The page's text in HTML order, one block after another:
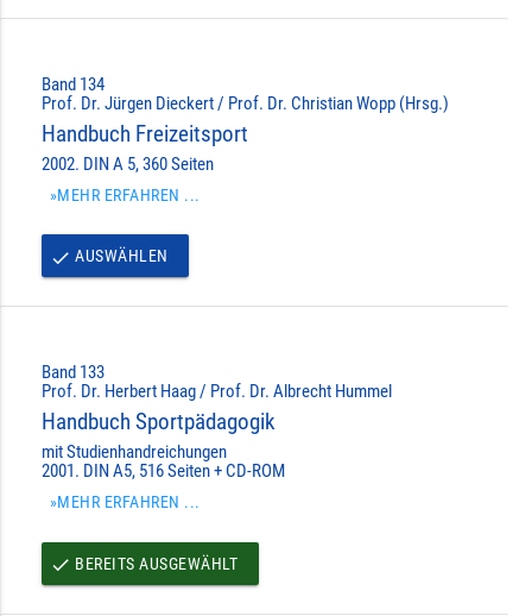
Band 134
Prof. Dr. Jürgen Dieckert / Prof. Dr. Christian Wopp (Hrsg.)
Handbuch Freizeitsport
2002. DIN A 5, 360 Seiten
»MEHR ERFAHREN ...
done AUSWÄHLEN
Band 133
Prof. Dr. Herbert Haag / Prof. Dr. Albrecht Hummel
Handbuch Sportpädagogik
mit Studienhandreichungen
2001. DIN A5, 516 Seiten + CD-ROM
»MEHR ERFAHREN ...
done BEREITS AUSGEWÄHLT